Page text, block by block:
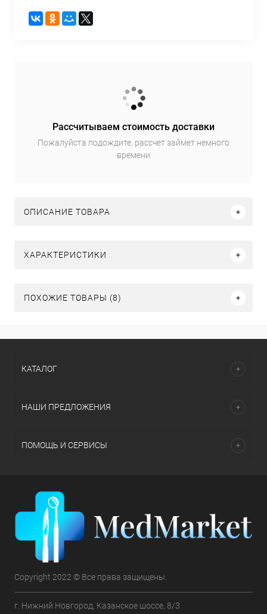
Рассчитываем стоимость доставки
Пожалуйста подождите, рассчет займет немного
времени
ОПИСАНИЕ ТОВАРА
ХАРАКТЕРИСТИКИ
ПОХОЖИЕ ТОВАРЫ (8)
КАТАЛОГ
НАШИ ПРЕДЛОЖЕНИЯ
ПОМОЩЬ И СЕРВИСЫ
Copyright 2022 © Все права защищены.
г. Нижний Новгород, Казанское шоссе, 8/3